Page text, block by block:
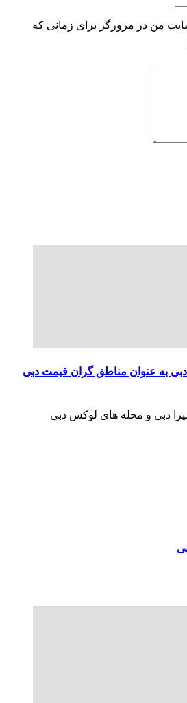
من در مرورگر برای زمانی که
دبی و محله های لوکس دبی